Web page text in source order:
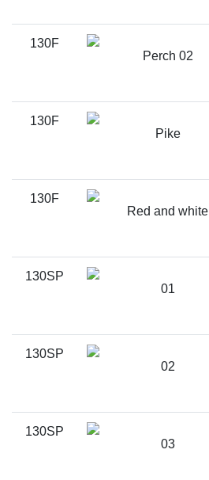
130F
Perch 02
130F
Pike
130F
Red and white
130SP
01
130SP
02
130SP
03